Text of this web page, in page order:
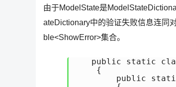
由于ModelState是
ateDictionary中的验证失败信息连同
ble<ShowError>集合。
public static
    {
public